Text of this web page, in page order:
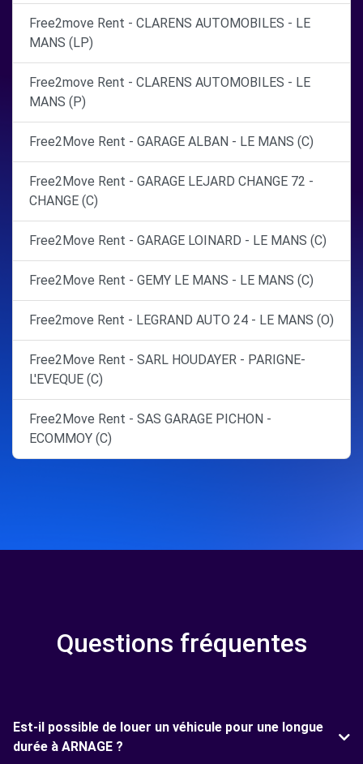
Free2move Rent - CLARENS AUTOMOBILES - LE
MANS (LP)
Free2move Rent - CLARENS AUTOMOBILES - LE
MANS (P)
Free2Move Rent - GARAGE ALBAN - LE MANS (C)
Free2Move Rent - GARAGE LEJARD CHANGE 72 -
CHANGE (C)
Free2Move Rent - GARAGE LOINARD - LE MANS (C)
Free2Move Rent - GEMY LE MANS - LE MANS (C)
Free2move Rent - LEGRAND AUTO 24 - LE MANS (O)
Free2Move Rent - SARL HOUDAYER - PARIGNE-
L'EVEQUE (C)
Free2Move Rent - SAS GARAGE PICHON -
ECOMMOY (C)
Questions fréquentes
Est-il possible de louer un véhicule pour une longue
durée à ARNAGE ?